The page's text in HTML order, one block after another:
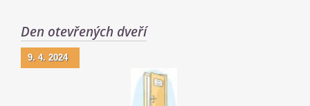
Den otevřených dveří
9. 4. 2024